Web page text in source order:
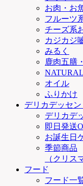
お肉・お
フルーツ
チーズ系
カジカジ
みるく
鹿肉五膳
オイル
ふりかけ
デリカデッセン
デリカデ
即日発送
お誕生日
季節商品
（クリス
フード
フード一